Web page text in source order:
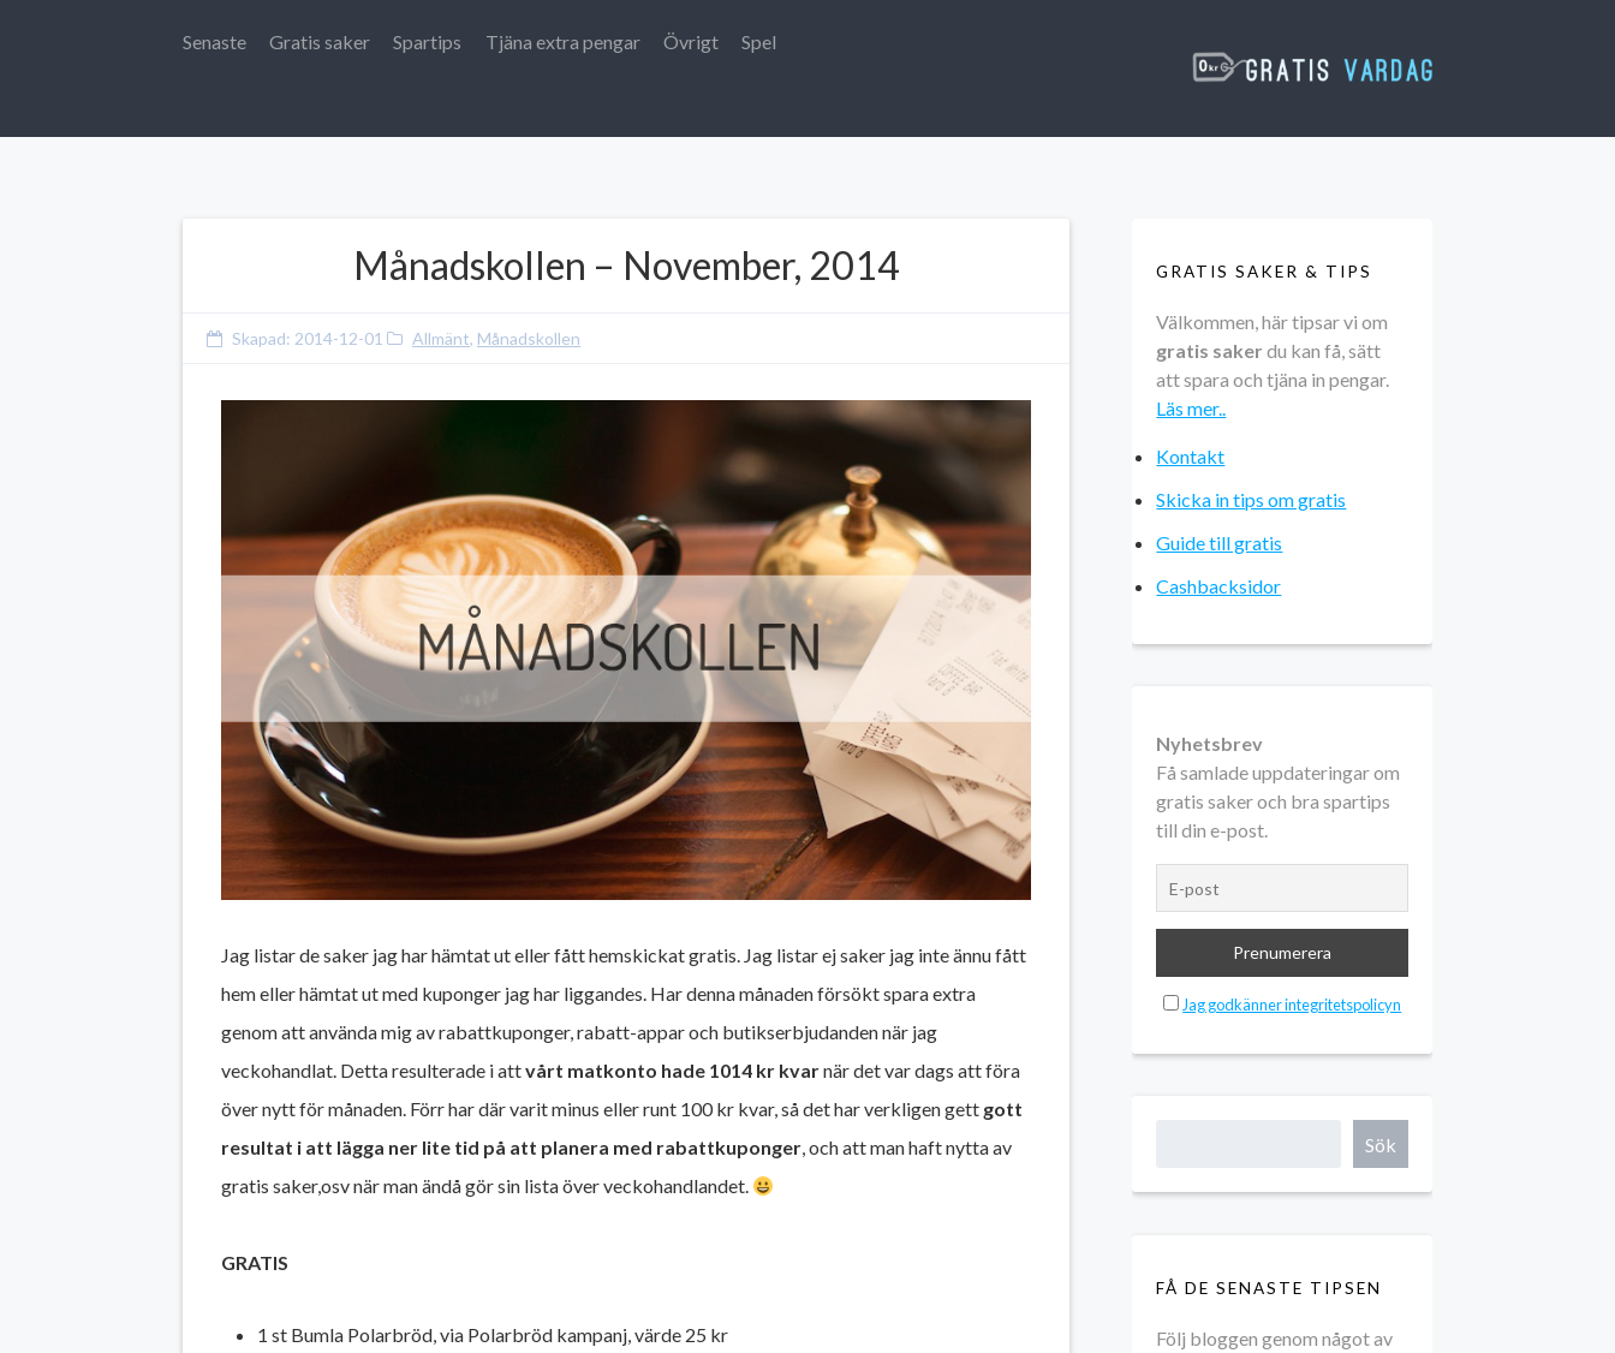
Senaste Gratis saker Spartips Tjäna extra pengar Övrigt Spel
Månadskollen – November, 2014
Skapad: 2014-12-01 Allmänt, Månadskollen
Jag listar de saker jag har hämtat ut eller fått hemskickat gratis. Jag listar ej saker jag inte ännu fått
hem eller hämtat ut med kuponger jag har liggandes. Har denna månaden försökt spara extra
genom att använda mig av rabattkuponger, rabatt-appar och butikserbjudanden när jag
veckohandlat. Detta resulterade i attvårt matkonto hade 1014 kr kvarnär det var dags att föra
över nytt för månaden. Förr har där varit minus eller runt 100 kr kvar, så det har verkligen gett gott
resultat i att lägga ner lite tid på att planera med rabattkuponger, och att man haft nytta av
gratis saker,osv när man ändå gör sin lista över veckohandlandet.
GRATIS
1 st Bumla Polarbröd, via Polarbröd kampanj, värde 25 kr
GRATIS SAKER & TIPS
Välkommen, här tipsar vi om
gratis saker du kan få, sätt
att spara och tjäna in pengar.
Läs mer..
Kontakt
Skicka in tips om gratis
Guide till gratis
Cashbacksidor
Nyhetsbrev
Få samlade uppdateringar om
gratis saker och bra spartips
till din e-post.
Jag godkänner integritetspolicyn
Sök
FÅ DE SENASTE TIPSEN
Följ bloggen genom något av